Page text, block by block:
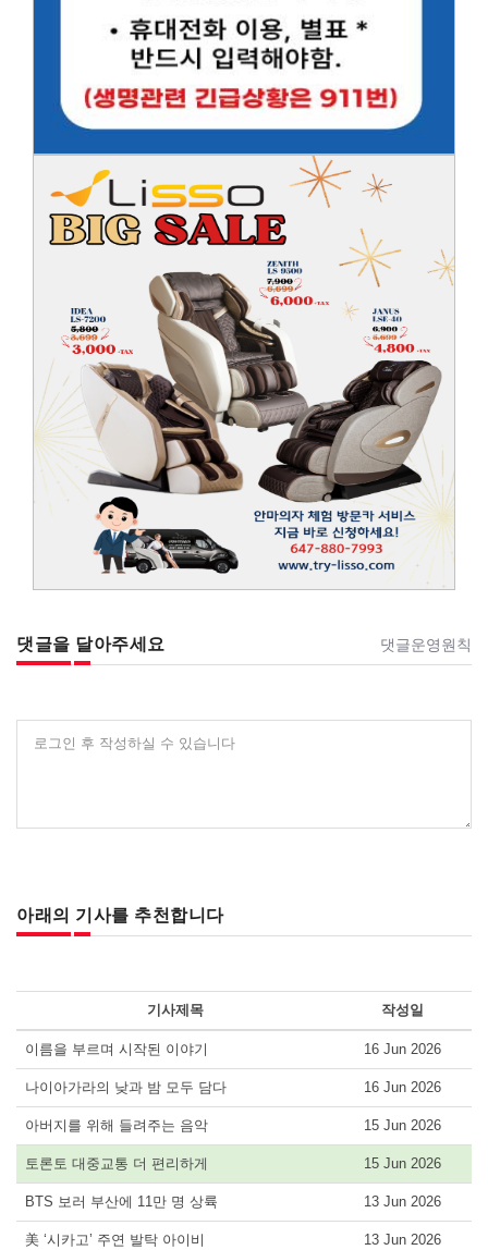
댓글을 달아주세요 댓글운영원칙
로그인 후 작성하실 수 있습니다
아래의 기사를 추천합니다
기사제목 작성일
이름을 부르며 시작된 이야기 16 Jun 2026
나이아가라의 낮과 밤 모두 담다 16 Jun 2026
아버지를 위해 들려주는 음악 15 Jun 2026
토론토 대중교통 더 편리하게 15 Jun 2026
BTS 보러 부산에 11만 명 상륙 13 Jun 2026
美 ‘시카고’ 주연 발탁 아이비 13 Jun 2026